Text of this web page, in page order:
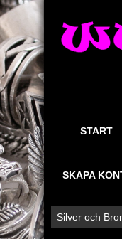
START
SKAPA
Silver och